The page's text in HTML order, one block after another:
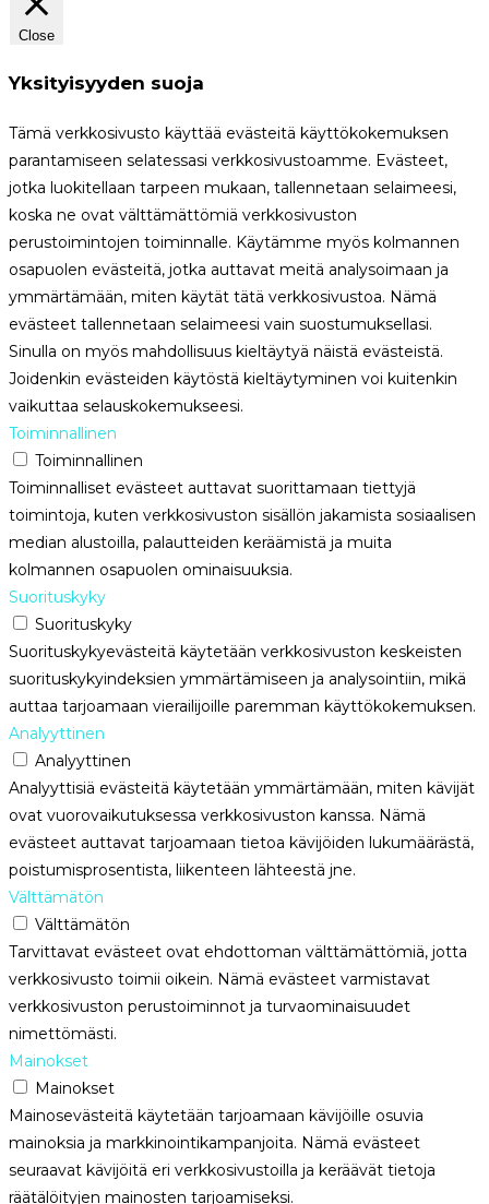
Close
Yksityisyyden suoja
Tämä verkkosivusto käyttää evästeitä käyttökokemuksen
parantamiseen selatessasi verkkosivustoamme. Evästeet,
jotka luokitellaan tarpeen mukaan, tallennetaan selaimeesi,
koska ne ovat välttämättömiä verkkosivuston
perustoimintojen toiminnalle. Käytämme myös kolmannen
osapuolen evästeitä, jotka auttavat meitä analysoimaan ja
ymmärtämään, miten käytät tätä verkkosivustoa. Nämä
evästeet tallennetaan selaimeesi vain suostumuksellasi.
Sinulla on myös mahdollisuus kieltäytyä näistä evästeistä.
Joidenkin evästeiden käytöstä kieltäytyminen voi kuitenkin
vaikuttaa selauskokemukseesi.
Toiminnallinen
Toiminnallinen
Toiminnalliset evästeet auttavat suorittamaan tiettyjä
toimintoja, kuten verkkosivuston sisällön jakamista sosiaalisen
median alustoilla, palautteiden keräämistä ja muita
kolmannen osapuolen ominaisuuksia.
Suorituskyky
Suorituskyky
Suorituskykyevästeitä käytetään verkkosivuston keskeisten
suorituskykyindeksien ymmärtämiseen ja analysointiin, mikä
auttaa tarjoamaan vierailijoille paremman käyttökokemuksen.
Analyyttinen
Analyyttinen
Analyyttisiä evästeitä käytetään ymmärtämään, miten kävijät
ovat vuorovaikutuksessa verkkosivuston kanssa. Nämä
evästeet auttavat tarjoamaan tietoa kävijöiden lukumäärästä,
poistumisprosentista, liikenteen lähteestä jne.
Välttämätön
Välttämätön
Tarvittavat evästeet ovat ehdottoman välttämättömiä, jotta
verkkosivusto toimii oikein. Nämä evästeet varmistavat
verkkosivuston perustoiminnot ja turvaominaisuudet
nimettömästi.
Mainokset
Mainokset
Mainosevästeitä käytetään tarjoamaan kävijöille osuvia
mainoksia ja markkinointikampanjoita. Nämä evästeet
seuraavat kävijöitä eri verkkosivustoilla ja keräävät tietoja
räätälöityjen mainosten tarjoamiseksi.